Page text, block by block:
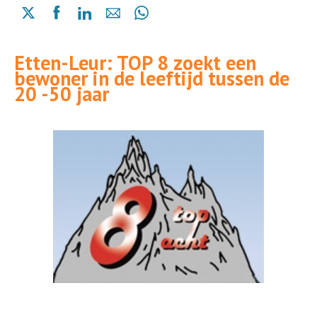
Delen
(opent
in
een
nieuwe
Delen
(opent
in
een
nieuwe
Delen
(opent
in
een
nieuwe
Delen
mail
Delen
(opent
in
pagina)
Etten-Leur: TOP 8 zoekt een
bewoner in de leeftijd tussen de
20 -50 jaar